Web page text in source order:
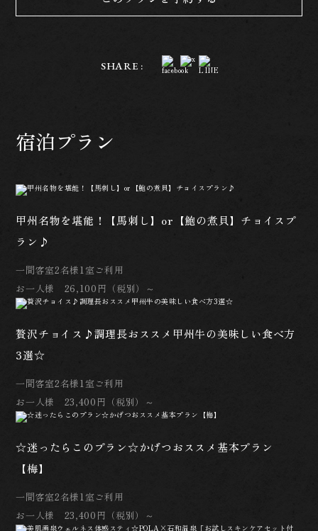
SHARE :
宿泊プラン
甲州名物を堪能！【馬刺し】or【鮑の煮貝】チョイスプ
ラン♪
一間客室2名様1室ご利用
お一人様 26,100円（税別）～
贅沢チョイス♪調理長おススメ甲州牛の美味しい食べ方
3選☆
一間客室2名様1室ご利用
お一人様 23,400円（税別）～
☆迷ったらこのプラン☆かげつおススメ基本プラン
【梅】
一間客室2名様1室ご利用
お一人様 23,400円（税別）～